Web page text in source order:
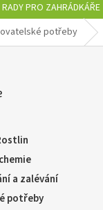
RADY PRO ZAHRÁDKÁŘE
potřeby
a zalévání
potřeby